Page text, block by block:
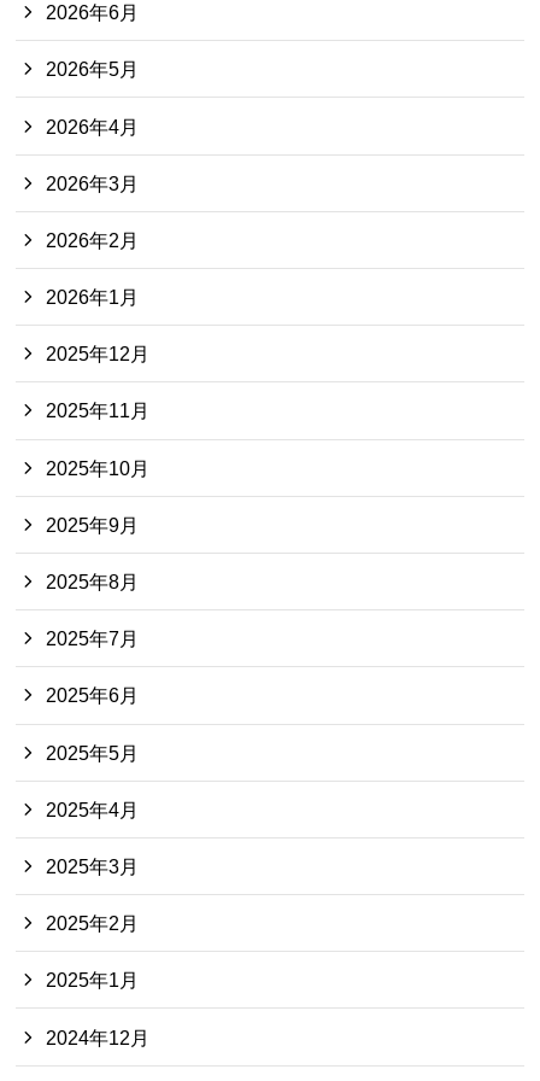
2026年6月
2026年5月
2026年4月
2026年3月
2026年2月
2026年1月
2025年12月
2025年11月
2025年10月
2025年9月
2025年8月
2025年7月
2025年6月
2025年5月
2025年4月
2025年3月
2025年2月
2025年1月
2024年12月